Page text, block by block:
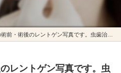
真です。虫歯治療した所が、歯冠清掃が不足していたために虫歯が再発し、歯髄炎を起こして激痛が続きました。この治療の症例です。
レントゲン写真です。虫